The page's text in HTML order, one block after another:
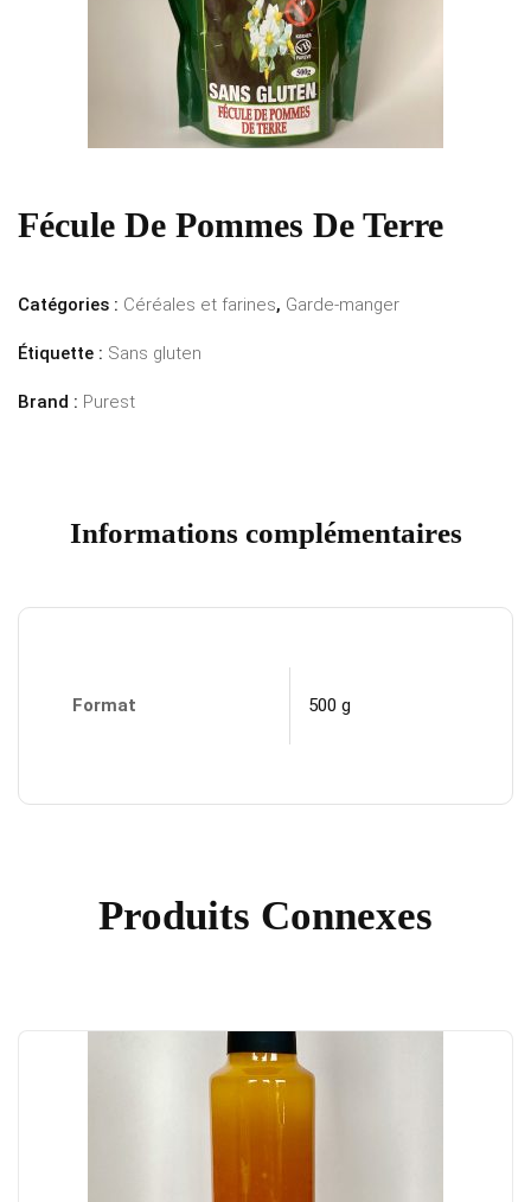
Fécule De Pommes De Terre
Catégories : Céréales et farines, Garde-manger
Étiquette : Sans gluten
Brand : Purest
Informations complémentaires
Format 500 g
Produits Connexes